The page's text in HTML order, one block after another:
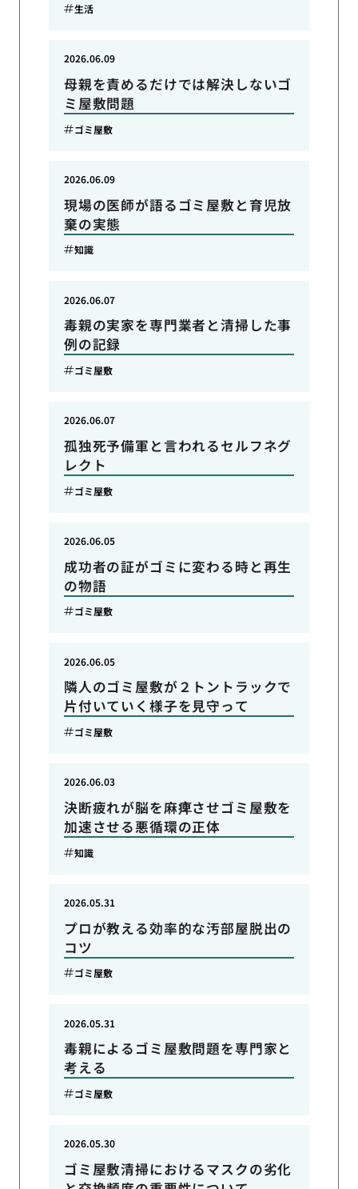
生活
母親を責めるだけでは解決しないゴ
ミ屋敷問題
2026.06.09
ゴミ屋敷
現場の医師が語るゴミ屋敷と育児放
棄の実態
2026.06.09
知識
毒親の実家を専門業者と清掃した事
例の記録
2026.06.07
ゴミ屋敷
孤独死予備軍と言われるセルフネグ
レクト
2026.06.07
ゴミ屋敷
成功者の証がゴミに変わる時と再生
の物語
2026.06.05
ゴミ屋敷
隣人のゴミ屋敷が２トントラックで
片付いていく様子を見守って
2026.06.05
ゴミ屋敷
決断疲れが脳を麻痺させゴミ屋敷を
加速させる悪循環の正体
2026.06.03
知識
プロが教える効率的な汚部屋脱出の
コツ
2026.05.31
ゴミ屋敷
毒親によるゴミ屋敷問題を専門家と
考える
2026.05.31
ゴミ屋敷
ゴミ屋敷清掃におけるマスクの劣化
2026.05.30